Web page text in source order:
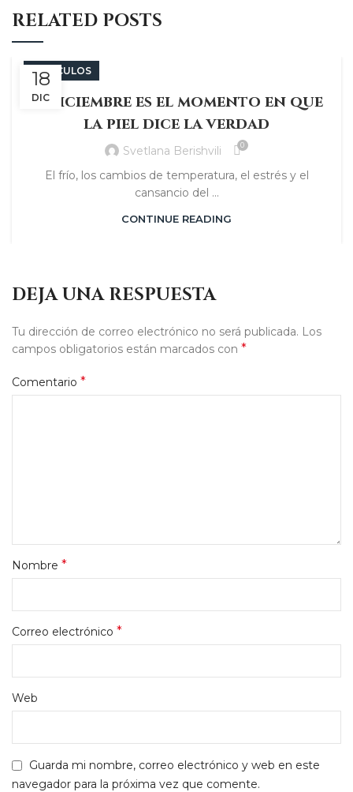
RELATED POSTS
18
DIC
ARTÍCULOS
✨ Diciembre es el momento en que
la piel dice la verdad
Svetlana Berishvili 0
El frío, los cambios de temperatura, el estrés y el
cansancio del ...
CONTINUE READING
DEJA UNA RESPUESTA
Tu dirección de correo electrónico no será publicada. Los
campos obligatorios están marcados con *
Comentario *
Nombre *
Correo electrónico *
Web
Guarda mi nombre, correo electrónico y web en este
navegador para la próxima vez que comente.